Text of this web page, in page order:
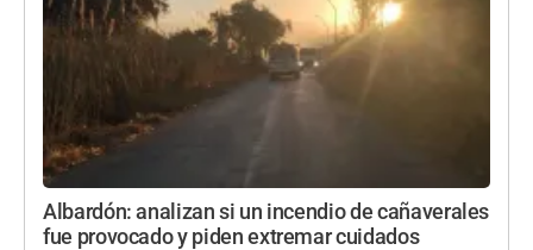
Albardón: analizan si un incendio de cañaverales
fue provocado y piden extremar cuidados